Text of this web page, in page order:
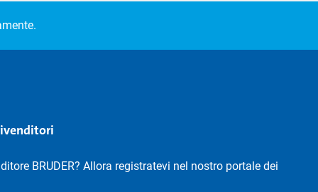
BRUDER? Allora registratevi nel nostro portale dei